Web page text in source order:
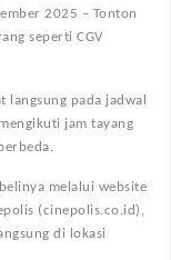
2025 – Tonton
seperti CGV
langsung pada jadwal
jam tayang
melalui website
(cinepolis.co.id),
di lokasi